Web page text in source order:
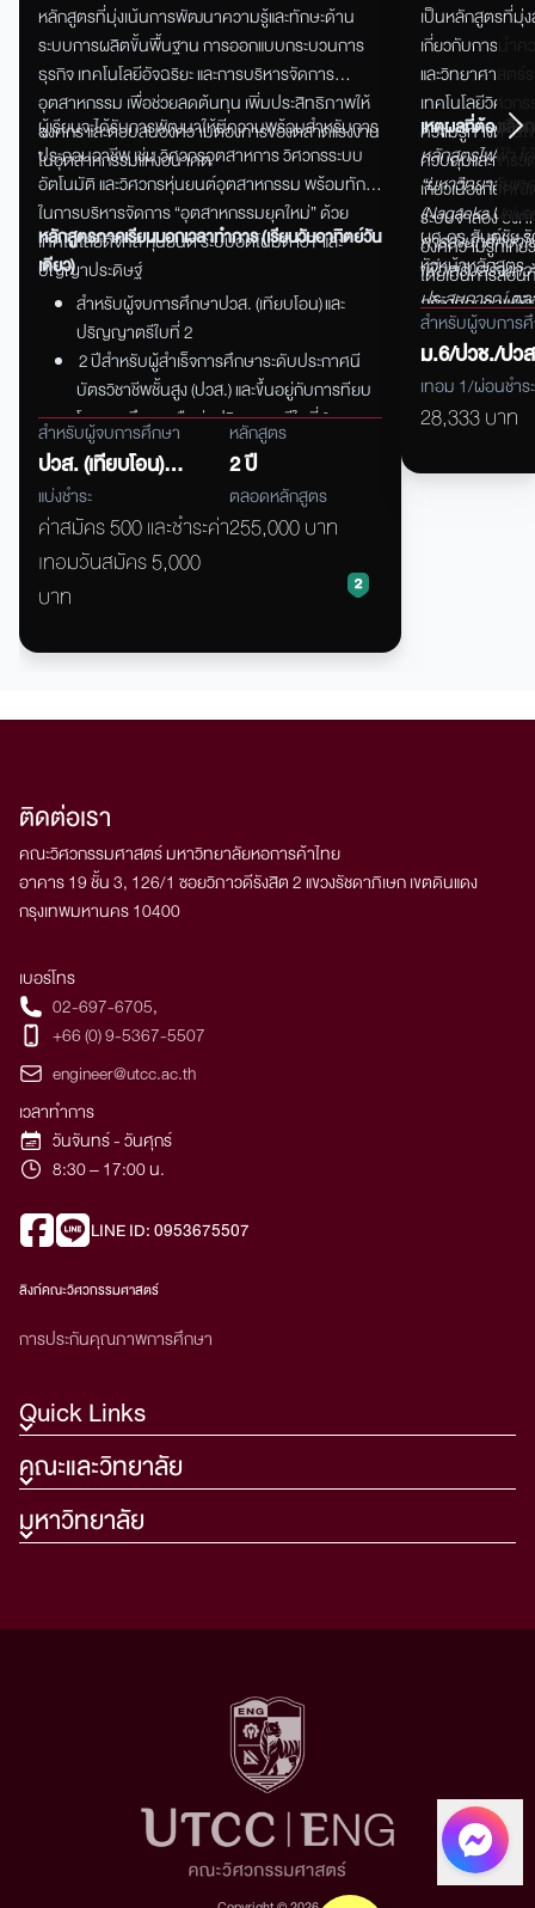
หลักสูตรที่มุ่งเน้นการพัฒนาความรู้และทักษะด้าน
ระบบการผลิตขั้นพื้นฐาน การออกแบบกระบวนการ
ธุรกิจ เทคโนโลยีอัจฉริยะ และการบริหารจัดการ
อุตสาหกรรม เพื่อช่วยลดต้นทุน เพิ่มประสิทธิภาพให้
องค์กร และตอบสนองความต้องการของตลาดแรงงาน
ในอุตสาหกรรมแห่งอนาคต
ผู้เรียนจะได้รับการพัฒนาให้มีความพร้อมสำหรับการ
ประกอบอาชีพ เช่น วิศวกรอุตสาหการ วิศวกรระบบ
อัตโนมัติ และวิศวกรหุ่นยนต์อุตสาหกรรม พร้อมทักษะ
ในการบริหารจัดการ “อุตสาหกรรมยุคใหม่” ด้วย
เทคโนโลยีดิจิทัล หุ่นยนต์ ระบบอัตโนมัติ IoT และ
ปัญญาประดิษฐ์
หลักสูตรภาคเรียนนอกเวลาทำการ (เรียนวันอาทิตย์วัน
เดียว)
สำหรับผู้จบการศึกษาปวส. (เทียบโอน)และ
ปริญญาตรีใบที่ 2
2ปีสำหรับผู้สำเร็จการศึกษาระดับประกาศนี
บัตรวิชาชีพชั้นสูง (ปวส.) และขึ้นอยู่กับการทียบ
โอนการศึกษาหรือต่อปริญญาตรีใบที่2
สำหรับผู้จบการศึกษา
ปวส. (เทียบโอน)
และปริญญาตรี
หลักสูตร
2 ปี
แบ่งชำระ
ค่าสมัคร 500 และชำระค่า
เทอมวันสมัคร 5,000
บาท
ตลอดหลักสูตร
255,000 บาท
เป็นหลักสูตรที่มุ่
เกี่ยวกับการนำ
และวิทยาศาสต
เทคโนโลยีวิศวก
ความรู้ทางด้าน
ควบคุมและการวั
เกี่ยวเนื่องกับค
ระบบจำลององค์
องค์ความรู้ที่เกี่ย
โดยเป็นการสอ
สร้างศักยภาพใ
ประกอบอาชีพอ
คุณธรรมจริยธ
วิชาการและวิชา
และมีความสอด
เวลาเพื่อให้เป็
เหตุผลที่ต้องเลือ
หลักสูตรไฟฟ้า ไ
“มหาวิทยาลัยเท
(Nagaoka
การส่งนักศึกษาใ
เพื่อเสริมสร้างค
ประสบการณ์ ตล
การศึกษาเข้าศึก
ได้รับการสนับส
ผศ.ดร.สันต์ชัย
หัวหน้าหลักสูตร
สำหรับผู้จบการ
ม.6/ปวช./ปว
กศน.
เทอม 1/ผ่อนชำระ
28,333 บาท
Quick Links
คณะและวิทยาลัย
มหาวิทยาลัย
ติดต่อเรา
คณะวิศวกรรมศาสตร์ มหาวิทยาลัยหอการค้าไทย
อาคาร 19 ชั้น 3, 126/1 ซอยวิภาวดีรังสิต 2 แขวงรัชดาภิเษก เขตดินแดง
กรุงเทพมหานคร 10400
เบอร์โทร
02-697-6705,
+66 (0) 9-5367-5507
engineer@utcc.ac.th
เวลาทำการ
วันจันทร์ - วันศุกร์
8:30 – 17:00 น.
LINE ID: 0953675507
ลิงก์คณะวิศวกรรมศาสตร์
การประกันคุณภาพการศึกษา